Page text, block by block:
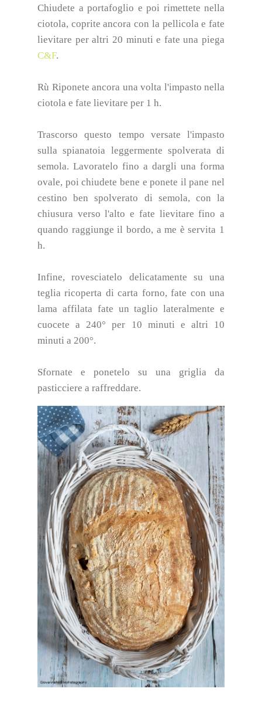
Chiudete a portafoglio e poi rimettete nella
ciotola, coprite ancora con la pellicola e fate
lievitare per altri 20 minuti e fate una piega
C&F.
Rù Riponete ancora una volta l'impasto nella
ciotola e fate lievitare per 1 h.
Trascorso questo tempo versate l'impasto
sulla spianatoia leggermente spolverata di
semola. Lavoratelo fino a dargli una forma
ovale, poi chiudete bene e ponete il pane nel
cestino ben spolverato di semola, con la
chiusura verso l'alto e fate lievitare fino a
quando raggiunge il bordo, a me è servita 1
h.
Infine, rovesciatelo delicatamente su una
teglia ricoperta di carta forno, fate con una
lama affilata fate un taglio lateralmente e
cuocete a 240° per 10 minuti e altri 10
minuti a 200°.
Sfornate e ponetelo su una griglia da
pasticciere a raffreddare.